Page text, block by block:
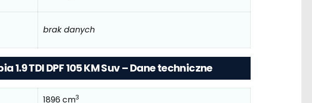
brak danych
1.9 TDI DPF 105 KM Suv – Dane techniczne
1896 cm3